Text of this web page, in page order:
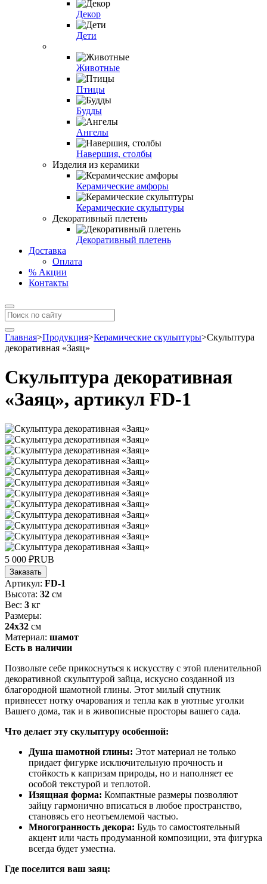
Декор
Дети
Животные
Птицы
Будды
Ангелы
Навершия, столбы
Изделия из керамики
Керамические амфоры
Керамические скульптуры
Декоративный плетень
Декоративный плетень
Доставка
Оплата
% Акции
Контакты
Главная>Продукция>Керамические скульптуры>Скульптура
декоративная «Заяц»
Скульптура декоративная
«Заяц», артикул FD-1
5 000 ₽RUB
Заказать
Артикул: FD-1
Высота: 32 см
Вес: 3 кг
Размеры:
24х32 см
Материал: шамот
Есть в наличии
Позвольте себе прикоснуться к искусству с этой пленительной
декоративной скульптурой зайца, искусно созданной из
благородной шамотной глины. Этот милый спутник
привнесет нотку очарования и тепла как в уютные уголки
Вашего дома, так и в живописные просторы вашего сада.
Что делает эту скульптуру особенной:
Душа шамотной глины: Этот материал не только
придает фигурке исключительную прочность и
стойкость к капризам природы, но и наполняет ее
особой текстурой и теплотой.
Изящная форма: Компактные размеры позволяют
зайцу гармонично вписаться в любое пространство,
становясь его неотъемлемой частью.
Многогранность декора: Будь то самостоятельный
акцент или часть продуманной композиции, эта фигурка
всегда будет уместна.
Где поселится ваш заяц: